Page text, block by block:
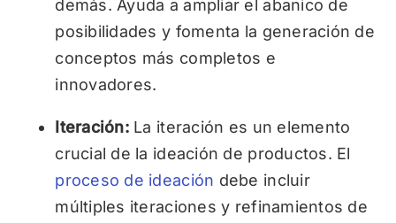
demás. Ayuda a ampliar el abanico de
posibilidades y fomenta la generación de
conceptos más completos e
innovadores.
Iteración:La iteración es un elemento
crucial de la ideación de productos. El
proceso de ideación debe incluir
múltiples iteraciones y refinamientos de